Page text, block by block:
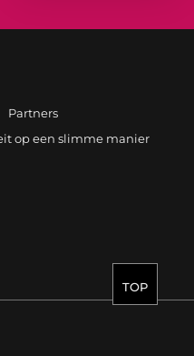
TOP
Partners
op een slimme manier